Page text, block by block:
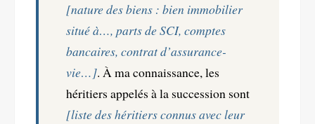
[nature des biens : bien immobilier
situé à…, parts de SCI, comptes
bancaires, contrat d’assurance-
vie…]. À ma connaissance, les
héritiers appelés à la succession sont
[liste des héritiers connus avec leur